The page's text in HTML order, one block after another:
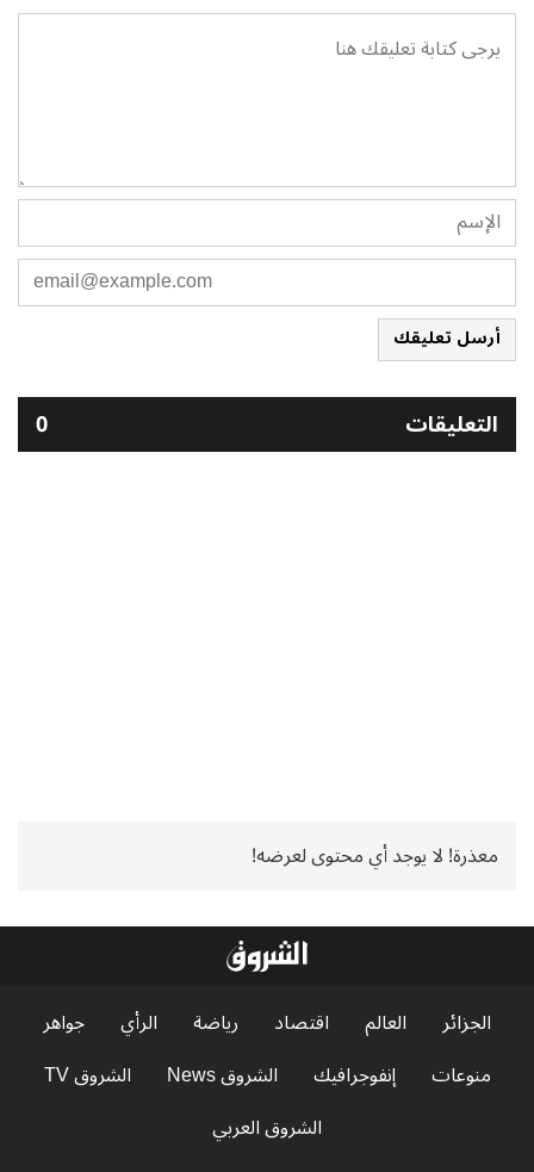
أرسل تعليقك
التعليقات 0
معذرة! لا يوجد أي محتوى لعرضه!
الجزائر العالم اقتصاد رياضة الرأي
جواهر
منوعات
إنفوجرافيك الشروق News
الشروق TV
الشروق العربي